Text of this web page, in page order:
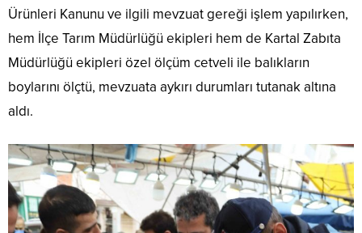
Ürünleri Kanunu ve ilgili mevzuat gereği işlem yapılırken,
hem İlçe Tarım Müdürlüğü ekipleri hem de Kartal Zabıta
Müdürlüğü ekipleri özel ölçüm cetveli ile balıkların
boylarını ölçtü, mevzuata aykırı durumları tutanak altına
aldı.